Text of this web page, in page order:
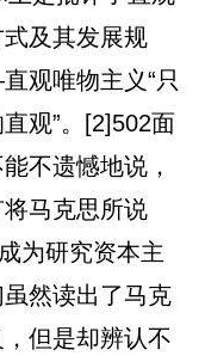
及其发展规
观唯物主义“只
观”。[2]502面
不遗憾地说，
马克思所说
为研究资本主
然读出了马克
但是却辨认不